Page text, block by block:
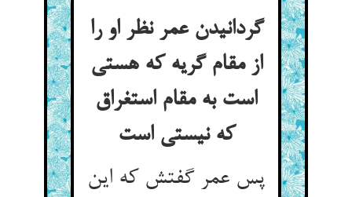
گردانیدن عمر نظر او را
از مقام گریه که هستی
است به مقام استغراق
که نیستی است‌‌
پس عمر گفتش که این